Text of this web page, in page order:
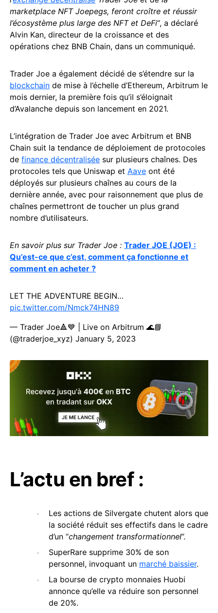
marketplace NFT Joepegs, feront croître et réussir
l’écosystème plus large des NFT et DeFi“, a déclaré
Alvin Kan, directeur de la croissance et des
opérations chez BNB Chain, dans un communiqué.
Trader Joe a également décidé de s’étendre sur la
blockchain de mise à l’échelle d’Ethereum, Arbitrum le
mois dernier, la première fois qu’il s’éloignait
d’Avalanche depuis son lancement en 2021.
L’intégration de Trader Joe avec Arbitrum et BNB
Chain suit la tendance de déploiement de protocoles
de finance décentralisée sur plusieurs chaînes. Des
protocoles tels que Uniswap et Aave ont été
déployés sur plusieurs chaînes au cours de la
dernière année, avec pour raisonnement que plus de
chaînes permettront de toucher un plus grand
nombre d’utilisateurs.
En savoir plus sur Trader Joe : Trader JOE (JOE) :
Qu’est-ce que c’est, comment ça fonctionne et
comment en acheter ?
LET THE ADVENTURE BEGIN…
pic.twitter.com/Nmck74HN89
— Trader Joe🔺💙 | Live on Arbitrum 🌊📘
(@traderjoe_xyz) January 5, 2023
L’actu en bref :
Les actions de Silvergate chutent alors que
la société réduit ses effectifs dans le cadre
d’un “changement transformationnel”.
SuperRare supprime 30% de son
personnel, invoquant un marché baissier.
La bourse de crypto monnaies Huobi
annonce qu’elle va réduire son personnel
de 20%.